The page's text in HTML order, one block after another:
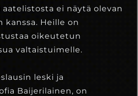
ei näytä olevan
kanssa. Heille on
oikeutetun
valtaistuimelle.
leski ja
Baijerilainen, on